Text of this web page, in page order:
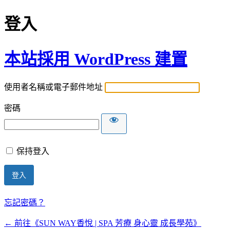
登入
本站採用 WordPress 建置
使用者名稱或電子郵件地址
密碼
保持登入
忘記密碼？
← 前往《SUN WAY香悅 | SPA 芳療 身心靈 成長學苑》